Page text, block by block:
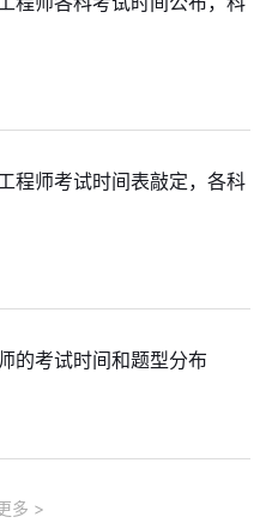
程师考试时间表敲定，各科
的考试时间和题型分布
多